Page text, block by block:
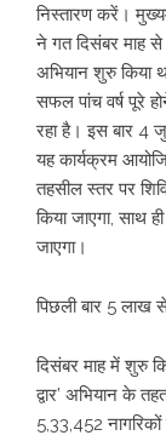
निस्तारण करें।
ने गत दिसंबर माह
अभियान शुरु किया
सफल पांच वर्ष पूरे
रहा है। इस बार 4
यह कार्यक्रम
तहसील स्तर पर
किया जाएगा, साथ
जाएगा।
पिछली बार 5 लाख
दिसंबर माह में शुरु
द्वार’ अभियान के
5,33,452 नागरिकों